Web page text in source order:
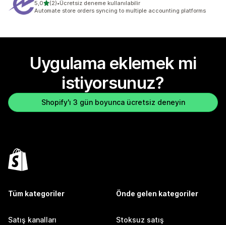
5,05 yıldız üzerinden
(2)
toplam 2 değerlendirme
•Ücretsiz deneme kullanılabilir
Automate store orders syncing to multiple accounting platforms
Uygulama eklemek mi
istiyorsunuz?
Shopify'ı 3 gün boyunca ücretsiz deneyin
Tüm kategoriler
Satış kanalları
Önde gelen kategoriler
Stoksuz satış